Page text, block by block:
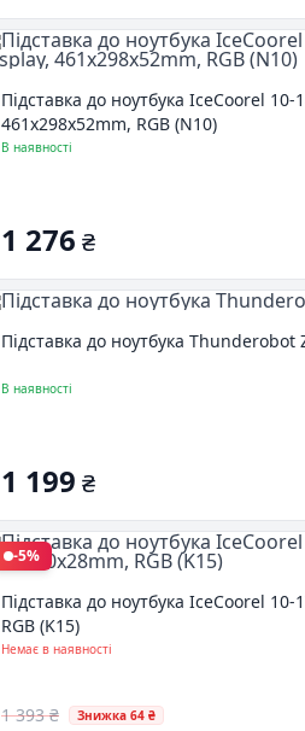
Підставка до ноутбука IceCoorel
461x298x52mm, RGB (N10)
В наявності
1 276 ₴
Підставка до ноутбука
В наявності
1 199 ₴
-5%
Підставка до ноутбука IceCoorel
RGB (K15)
Немає в наявності
1 393 ₴ Знижка 64 ₴